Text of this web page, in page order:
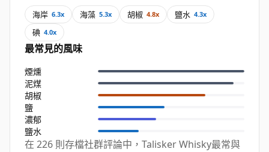
海岸 6.3x 海藻 5.3x 胡椒 4.8x 鹽水 4.3x
碘 4.0x
最常見的風味
煙燻
泥煤
胡椒
鹽
濃郁
鹽水
在 226 則存檔社群評論中，Talisker Whisky最常與